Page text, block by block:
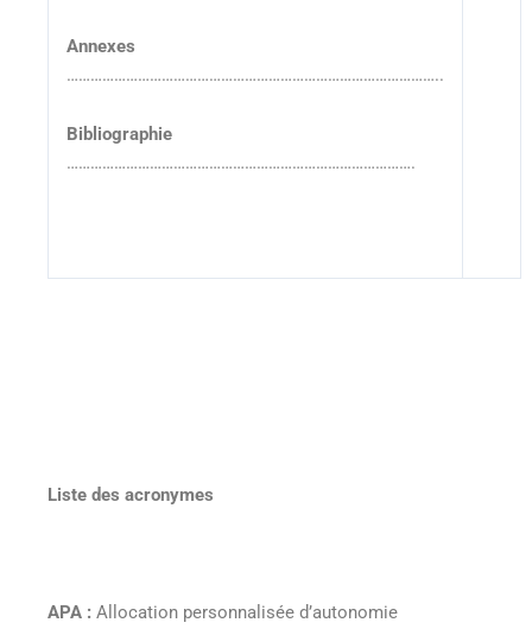
Annexes
…………………………………………………………………………………..
Bibliographie
…………………………………………………………………………….
Liste des acronymes
APA : Allocation personnalisée d’autonomie